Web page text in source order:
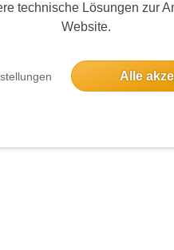
technische Lösungen zur
Website.
Alle
automatisch über neue
bestätigt, aber Neue
sind nur für eingeloggte